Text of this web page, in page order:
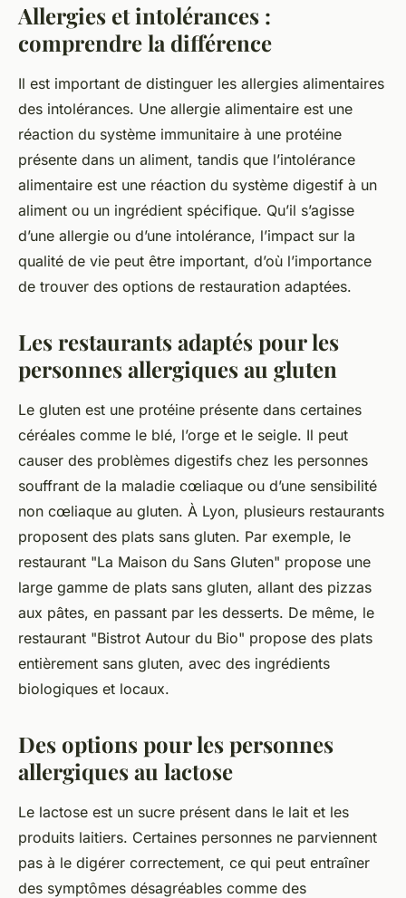
Allergies et intolérances :
comprendre la différence
Il est important de distinguer les allergies alimentaires
des intolérances. Une allergie alimentaire est une
réaction du système immunitaire à une protéine
présente dans un aliment, tandis que l’intolérance
alimentaire est une réaction du système digestif à un
aliment ou un ingrédient spécifique. Qu’il s’agisse
d’une allergie ou d’une intolérance, l’impact sur la
qualité de vie peut être important, d’où l’importance
de trouver des options de restauration adaptées.
Les restaurants adaptés pour les
personnes allergiques au gluten
Le gluten est une protéine présente dans certaines
céréales comme le blé, l’orge et le seigle. Il peut
causer des problèmes digestifs chez les personnes
souffrant de la maladie cœliaque ou d’une sensibilité
non cœliaque au gluten. À Lyon, plusieurs restaurants
proposent des plats sans gluten. Par exemple, le
restaurant "La Maison du Sans Gluten" propose une
large gamme de plats sans gluten, allant des pizzas
aux pâtes, en passant par les desserts. De même, le
restaurant "Bistrot Autour du Bio" propose des plats
entièrement sans gluten, avec des ingrédients
biologiques et locaux.
Des options pour les personnes
allergiques au lactose
Le lactose est un sucre présent dans le lait et les
produits laitiers. Certaines personnes ne parviennent
pas à le digérer correctement, ce qui peut entraîner
des symptômes désagréables comme des